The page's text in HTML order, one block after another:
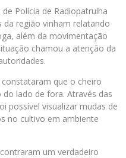
Polícia de Radiopatrulha
da região vinham relatando
além da movimentação
chamou a atenção da
que o cheiro
lado de fora. Através das
possível visualizar mudas de
no cultivo em ambiente
um verdadeiro